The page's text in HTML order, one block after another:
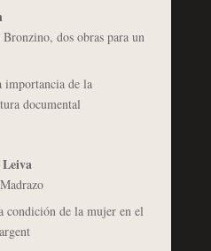
dos obras para un
de la
documental
condición de la mujer en el